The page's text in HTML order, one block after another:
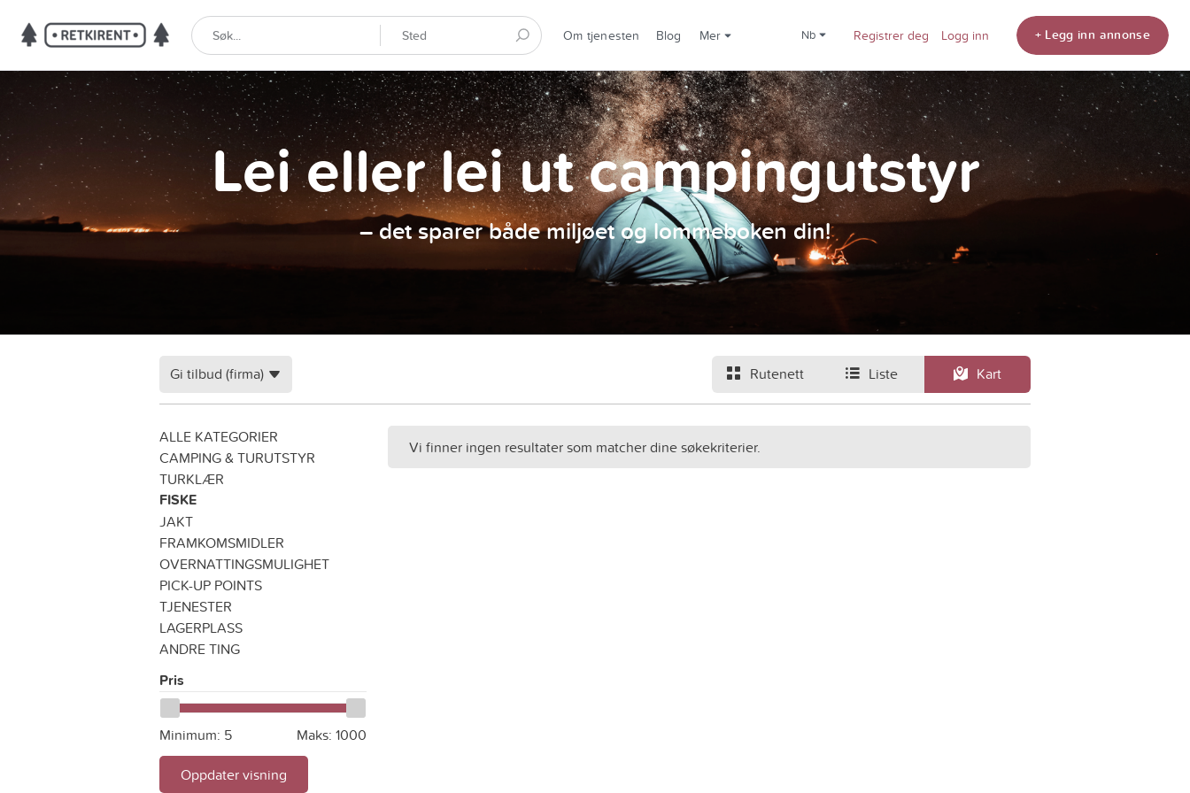
Om tjenesten Blog Mer nb Registrer deg Logg inn + Legg inn annonse
Lei eller lei ut campingutstyr
– det sparer både miljøet og lommeboken din!
Rutenett Liste Kart
Gi tilbud (firma)
ALLE KATEGORIER
CAMPING & TURUTSTYR
TURKLÆR
FISKE
JAKT
FRAMKOMSMIDLER
OVERNATTINGSMULIGHET
PICK-UP POINTS
TJENESTER
LAGERPLASS
ANDRE TING
Pris
Minimum: 5 Maks: 1000
Oppdater visning
Vi finner ingen resultater som matcher dine søkekriterier.